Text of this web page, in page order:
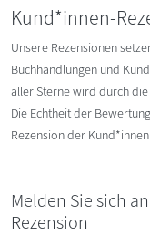
Kund*innen-
Unsere Rezensionen
Buchhandlungen und
aller Sterne wird durch
Die Echtheit der
Rezension der
Melden Sie sich
Rezension